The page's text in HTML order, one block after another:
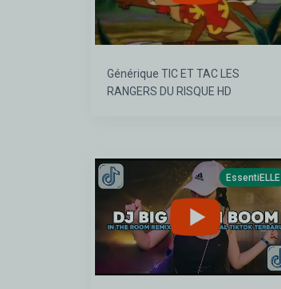
Générique TIC ET TAC LES
RANGERS DU RISQUE HD
EssentiELLE